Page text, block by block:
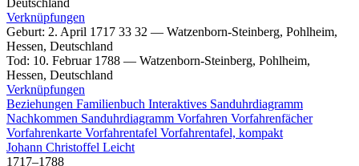
Verknüpfungen
Geburt: 2. April 1717 33 32 — Watzenborn-Steinberg, Pohlheim,
Hessen, Deutschland
Tod: 10. Februar 1788 — Watzenborn-Steinberg, Pohlheim,
Hessen, Deutschland
Verknüpfungen
Beziehungen Familienbuch Interaktives Sanduhrdiagramm
Nachkommen Sanduhrdiagramm Vorfahren Vorfahrenfächer
Vorfahrenkarte Vorfahrentafel Vorfahrentafel, kompakt
Johann Christoffel Leicht
1717–1788